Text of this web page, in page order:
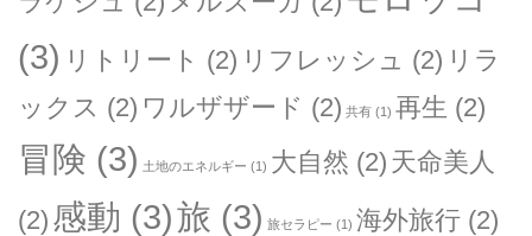
(3) リトリート (2) リフレッシュ (2) リラ
ックス (2) ワルザザード (2) 共有 (1) 再生 (2)
冒険 (3) 土地のエネルギー (1) 大自然 (2) 天命美人
(2) 感動 (3)旅 (3) 旅セラピー (1) 海外旅行 (2)